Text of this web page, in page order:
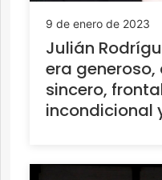
9 de enero de 2023
Julián
era
sincero,
incondicional